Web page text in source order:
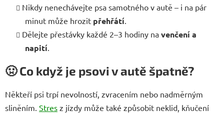
Nikdy nenechávejte psa samotného v autě – i na pár
minut může hrozit přehřátí.
Dělejte přestávky každé 2–3 hodiny na venčení a
napití.
🤢Co když je psovi v autě špatně?
Někteří psi trpí nevolností, zvracením nebo nadměrným
sliněním. Stres z jízdy může také způsobit neklid, kňučení